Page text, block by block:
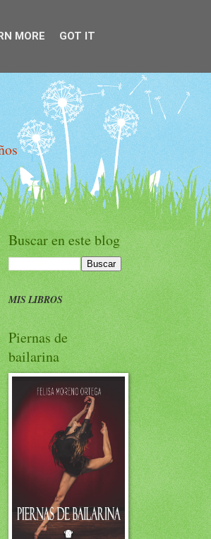
Buscar en este blog
MIS LIBROS
Piernas de
bailarina
MORE GOT IT